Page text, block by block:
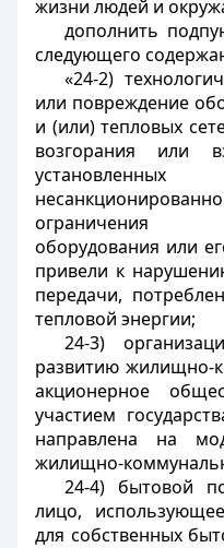
жизни людей и
дополнить
следующего
«24-2)
или повреждение
и (или) тепловых
возгорания или
ограничения
оборудования или
привели к
передачи,
тепловой энергии;
24-3)
развитию жилищно-
акционерное
участием
направлена на
жилищно-
24-4) бытовой
лицо,
для собственных